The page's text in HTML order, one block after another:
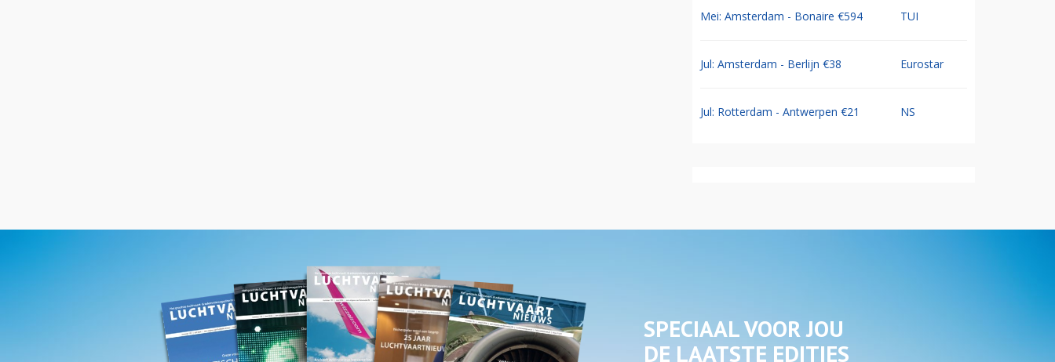
Mei: Amsterdam - Bonaire €594 TUI
Jul: Amsterdam - Berlijn €38 Eurostar
Jul: Rotterdam - Antwerpen €21 NS
SPECIAAL VOOR JOU
DE LAATSTE EDITIES